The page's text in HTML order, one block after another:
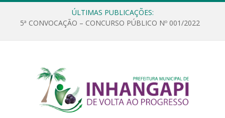
ÚLTIMAS PUBLICAÇÕES:
5ª CONVOCAÇÃO – CONCURSO PÚBLICO Nº 001/2022